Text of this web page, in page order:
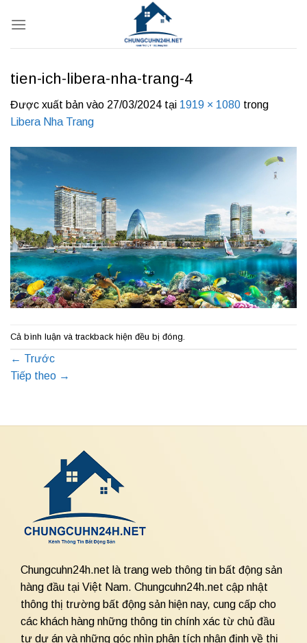
qua
tien-ich-libera-nha-trang-4
Được xuất bản vào 27/03/2024 tại 1919 × 1080 trong
Libera Nha Trang
Cả bình luận và trackback hiện đều bị đóng.
← Trước
Tiếp theo →
Chungcuhn24h.net là trang web thông tin bất động sản
hàng đầu tại Việt Nam. Chungcuhn24h.net cập nhật
thông thị trường bất động sản hiện nay, cung cấp cho
các khách hàng những thông tin chính xác từ chủ đầu
tư dự án và những góc nhìn phân tích nhận định về thị